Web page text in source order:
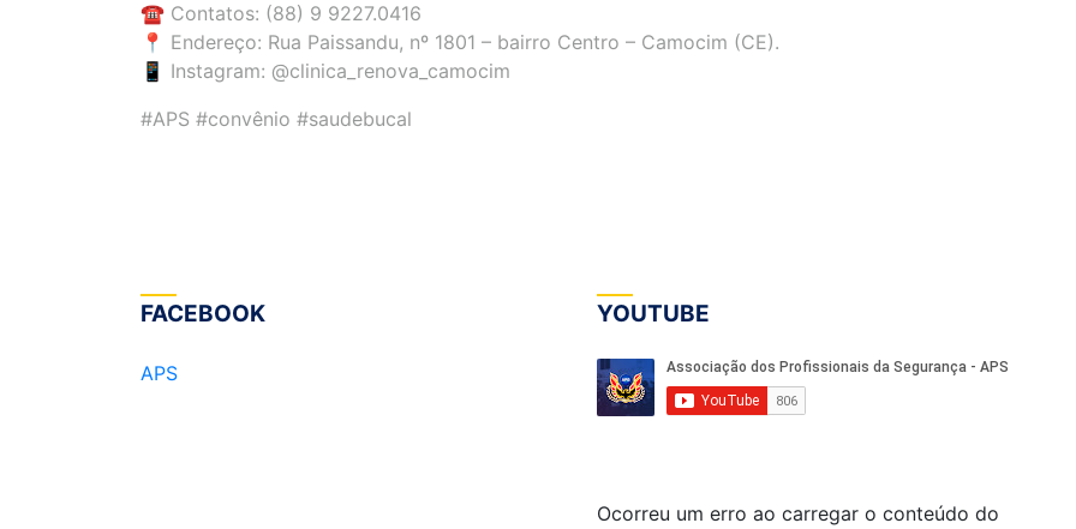
☎️ Contatos: (88) 9 9227.0416
📍 Endereço: Rua Paissandu, nº 1801 – bairro Centro – Camocim (CE).
📱 Instagram: @clinica_renova_camocim
#APS #convênio #saudebucal
FACEBOOK
APS
YOUTUBE
Ocorreu um erro ao carregar o conteúdo do